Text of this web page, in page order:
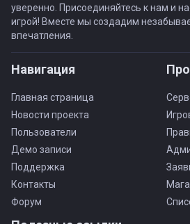
уверенно. Присоединяйтесь к нам и
игрой! Вместе мы создадим
впечатления.
Навигация
Главная страница
Новости проекта
Пользователи
Демо записи
Поддержка
Контакты
Форум